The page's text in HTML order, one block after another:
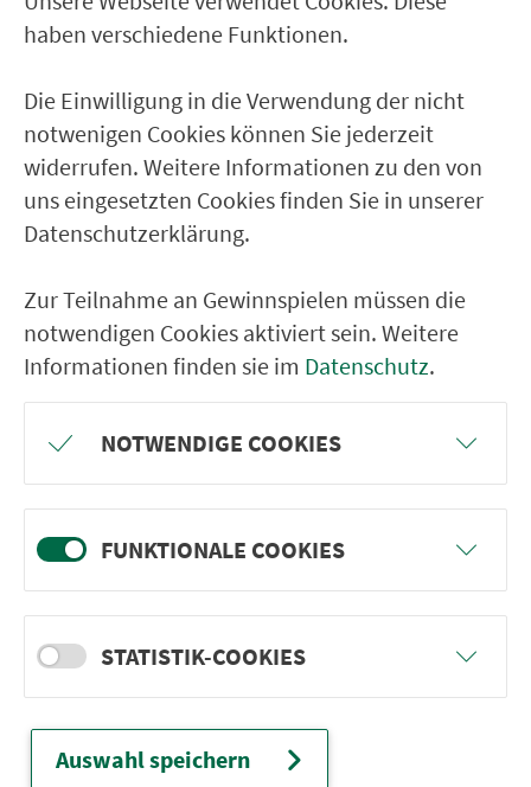
Erlangen Hauptfeuerwache
Erlangen Langemarckplatz
Erlangen Stubenlohstr.
Erlangen Schellingstr./MVC
Erlangen, Allee am Röthelheimpark
Erlang. Röthelheimpark-Zentrum
Erlangen Marie-Curie-Str.
Sieglitzhof Markuskirche
Sieglitzhof Schronfeld
Sieglitzhof Im Heuschlag
RÜCKFAHRT
Sieglitzhof Eskilstunastr.
Sieglitzhof Rennesstr.
Sieglitzhof Theresiakirche
Sieglitzhof Schronfeld
haben verschiedene Funktionen.
Die Einwilligung in die Verwendung der nicht
notwenigen Cookies können Sie jederzeit
widerrufen. Weitere Informationen zu den von
uns eingesetzten Cookies finden Sie in unserer
Datenschutzerklärung.
Zur Teilnahme an Gewinnspielen müssen die
notwendigen Cookies aktiviert sein. Weitere
Informationen finden sie im Datenschutz.
NOTWENDIGE COOKIES
FUNKTIONALE COOKIES
STATISTIK-COOKIES
Auswahl speichern